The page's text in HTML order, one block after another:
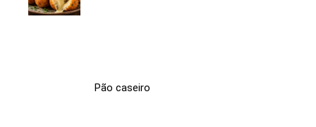
Pão caseiro